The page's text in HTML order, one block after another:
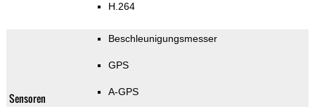
H.264
Sensoren
Beschleunigungsmesser
GPS
A-GPS